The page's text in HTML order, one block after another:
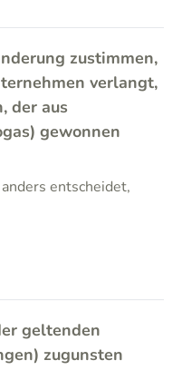
zustimmen,
verlangt,
der aus
gewonnen
entscheidet,
geltenden
zugunsten